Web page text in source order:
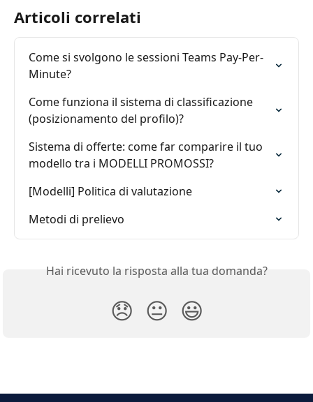
Articoli correlati
Come si svolgono le sessioni Teams Pay-Per-
Minute?
Come funziona il sistema di classificazione
(posizionamento del profilo)?
Sistema di offerte: come far comparire il tuo
modello tra i MODELLI PROMOSSI?
[Modelli] Politica di valutazione
Metodi di prelievo
Hai ricevuto la risposta alla tua domanda?
😞 😐 😃